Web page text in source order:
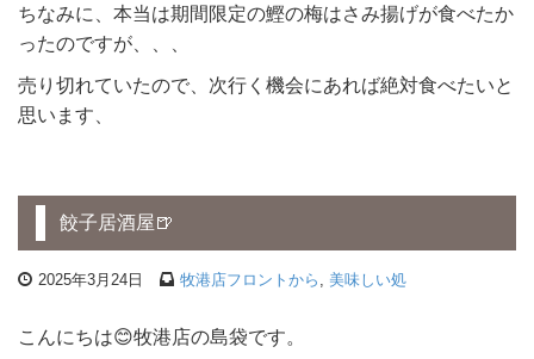
ちなみに、本当は期間限定の鰹の梅はさみ揚げが食べたか
ったのですが、、、
売り切れていたので、次行く機会にあれば絶対食べたいと
思います、
餃子居酒屋🍺
2025年3月24日 牧港店フロントから 美味しい処
こんにちは😊牧港店の島袋です。